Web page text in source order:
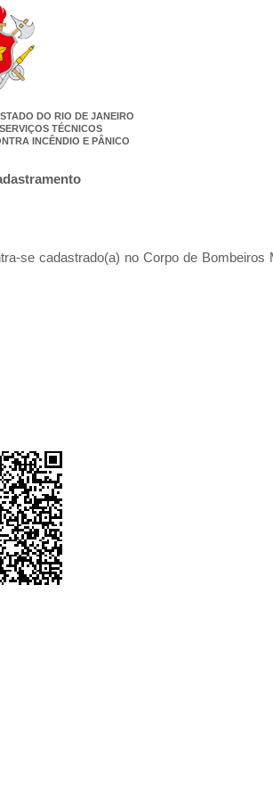
DO RIO DE JANEIRO
TÉCNICOS
INCÊNDIO E PÂNICO
se cadastrado(a) no Corpo de